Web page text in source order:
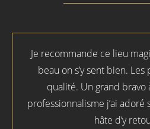
Je recommande ce lieu
beau on s’y sent bien.
qualité. Un grand bravo
professionnalisme j’ai adoré
hâte d’y